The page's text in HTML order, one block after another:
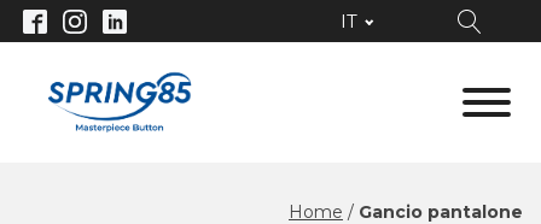
IT
Home / Gancio pantalone